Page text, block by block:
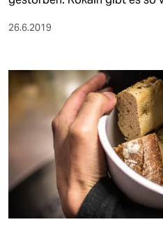
26.6.2019